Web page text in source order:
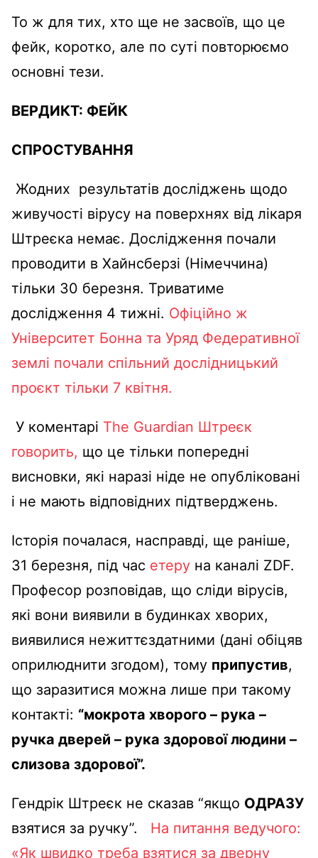
То ж для тих, хто ще не засвоїв, що це
фейк, коротко, але по суті повторюємо
основні тези.
ВЕРДИКТ: ФЕЙК
СПРОСТУВАННЯ
Жодних результатів досліджень щодо
живучості вірусу на поверхнях від лікаря
Штреєка немає. Дослідження почали
проводити в Хайнсберзі (Німеччина)
тільки 30 березня. Триватиме
дослідження 4 тижні. Офіційно ж
Університет Бонна та Уряд Федеративної
землі почали спільний дослідницький
проєкт тільки 7 квітня.
У коментарі The Guardian Штреєк
говорить, що це тільки попередні
висновки, які наразі ніде не опубліковані
і не мають відповідних підтверджень.
Історія почалася, насправді, ще раніше,
31 березня, під час етеру на каналі ZDF.
Професор розповідав, що сліди вірусів,
які вони виявили в будинках хворих,
виявилися нежиттєздатними (дані обіцяв
оприлюднити згодом), тому припустив,
що заразитися можна лише при такому
контакті: “мокрота хворого – рука –
ручка дверей – рука здорової людини –
слизова здорової”.
Гендрік Штреєк не сказав “якщо ОДРАЗУ
взятися за ручку”. На питання ведучого:
«Як швидко треба взятися за дверну